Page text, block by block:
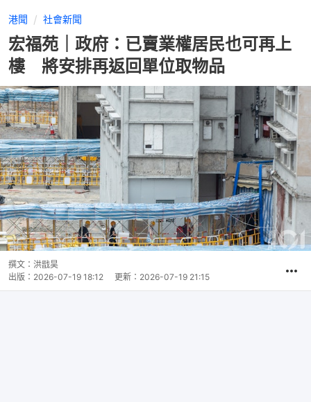
港聞 社會新聞
宏福苑｜政府：已賣業權居民也可再上
樓 將安排再返回單位取物品
撰文： 洪戩昊
出版： 2026-07-19 18:12 更新： 2026-07-19 21:15